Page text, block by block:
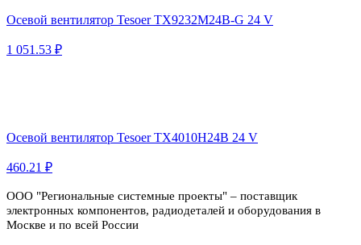
Осевой вентилятор Tesoer TX9232M24B-G 24 V
1 051.53 ₽
Осевой вентилятор Tesoer TX4010H24B 24 V
460.21 ₽
ООО "Региональные системные проекты" – поставщик
электронных компонентов, радиодеталей и оборудования в
Москве и по всей России